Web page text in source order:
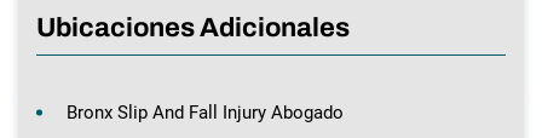
Ubicaciones Adicionales
Bronx Slip And Fall Injury Abogado